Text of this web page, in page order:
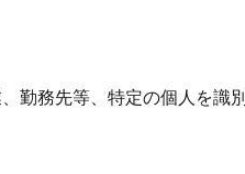
勤務先等、特定の個人を識別